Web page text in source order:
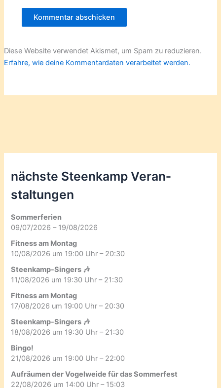
Diese Website verwendet Akismet, um Spam zu reduzieren.
Erfahre, wie deine Kommentardaten verarbeitet werden.
nächste Steenkamp Veran­
staltungen
Sommerferien
09/07/2026 – 19/08/2026
Fitness am Montag
10/08/2026 um 19:00 Uhr – 20:30
Steenkamp-Singers 🎶
11/08/2026 um 19:30 Uhr – 21:30
Fitness am Montag
17/08/2026 um 19:00 Uhr – 20:30
Steenkamp-Singers 🎶
18/08/2026 um 19:30 Uhr – 21:30
Bingo!
21/08/2026 um 19:00 Uhr – 22:00
Aufräumen der Vogelweide für das Sommerfest
22/08/2026 um 14:00 Uhr – 15:03